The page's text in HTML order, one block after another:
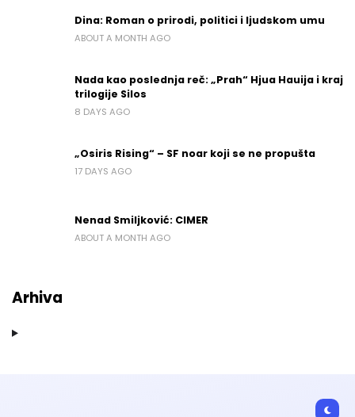
Dina: Roman o prirodi, politici i ljudskom umu
ABOUT A MONTH AGO
Nada kao poslednja reč: „Prah“ Hjua Hauija i kraj
trilogije Silos
8 DAYS AGO
„Osiris Rising“ – SF noar koji se ne propušta
17 DAYS AGO
Nenad Smiljković: CIMER
ABOUT A MONTH AGO
Arhiva